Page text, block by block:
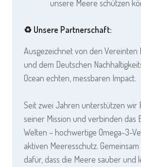
unsere Meere schützen
♻️ Unsere Partnerschaft:
Ausgezeichnet von den Vereinten
und dem Deutschen
Ocean echten, messbaren Impact.
Seit zwei Jahren unterstützen wir
seiner Mission und verbinden das
Welten – hochwertige Omega-3-
aktiven Meeresschutz.
dafür, dass die Meere sauber und